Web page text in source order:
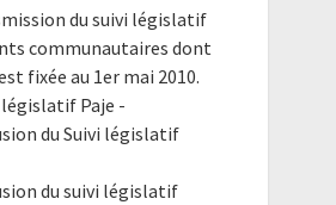
du suivi législatif
communautaires dont
fixée au 1er mai 2010.
législatif Paje -
du Suivi législatif
du suivi législatif